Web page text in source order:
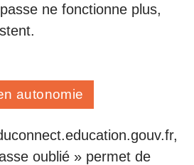
ne fonctionne plus,
autonomie
oublié » permet de